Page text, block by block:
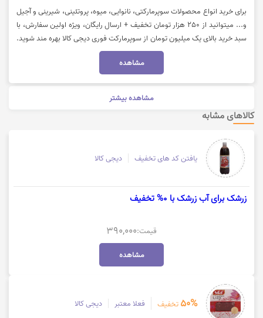
برای خرید انواع محصولات سوپرمارکتی، نانوایی، میوه، پروتئینی، شیرینی و آجیل
و... میتوانید از 250 هزار تومان تخفیف + ارسال رایگان، ویژه اولین سفارش، با
سبد خرید بالای یک میلیون تومان از سوپرمارکت فوری دیجی کالا بهره مند شوید.
این کد تخفیف برای محصولات شگفت‌انگیز قابل استفاده نیست. جهت استفاده
از کد تخفیف سوپرمارکت فوری دیجی کالا، روی گزینه "خرید کنید" کلیک نمایید.
مشاهده
مشاهده بیشتر
کالاهای مشابه
یافتن کد های تخفیف دیجی کالا
زرشک برای آب زرشک با 0% تخفیف
قیمت:390,000
مشاهده
50% تخفیف فعلا معتبر دیجی کالا